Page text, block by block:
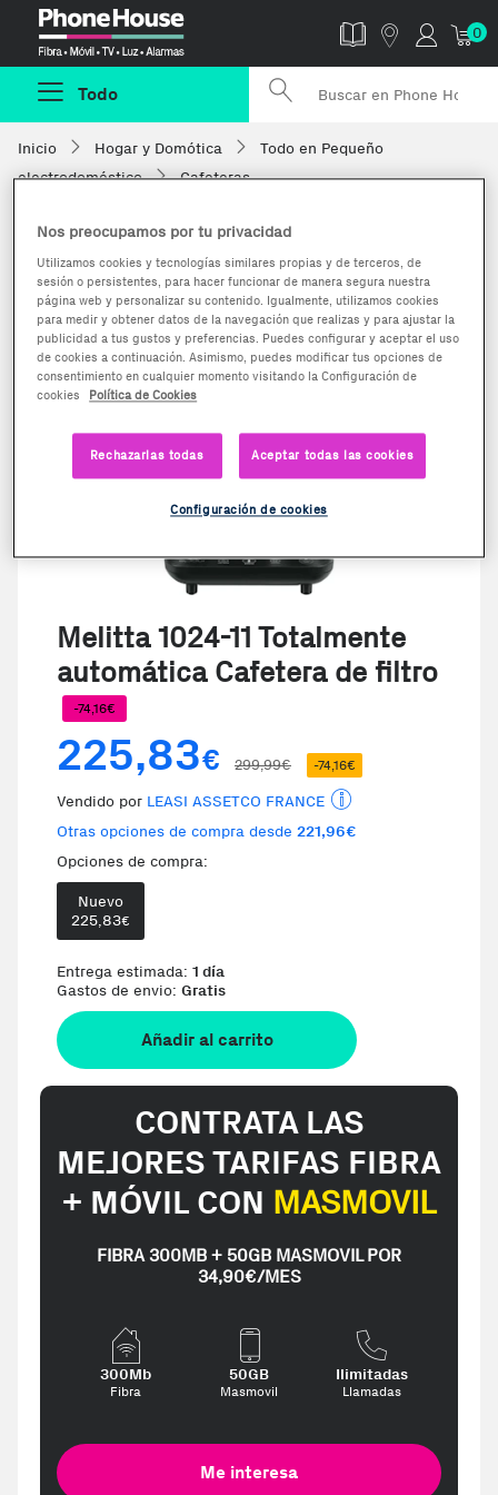
0
Todo
Inicio Hogar y Domótica
Todo en Pequeño
electrodoméstico
Cafeteras
Melitta 1024-11 Totalmente
automática Cafetera de filtro
-74,16€
225,83€ 299,99€ -74,16€
Vendido por LEASI ASSETCO FRANCE
Otras opciones de compra desde 221,96€
Opciones de compra:
Nuevo
225,83€
Entrega estimada: 1 día
Gastos de envio: Gratis
Añadir al carrito
CONTRATA LAS
MEJORES TARIFAS FIBRA
+ MÓVIL CON MASMOVIL
FIBRA 300MB + 50GB MASMOVIL POR
34,90€/MES
300Mb
Fibra
50GB
Masmovil
Ilimitadas
Llamadas
Me interesa
Nos preocupamos por tu privacidad
Utilizamos cookies y tecnologías similares propias y de terceros, de
sesión o persistentes, para hacer funcionar de manera segura nuestra
página web y personalizar su contenido. Igualmente, utilizamos cookies
para medir y obtener datos de la navegación que realizas y para ajustar la
publicidad a tus gustos y preferencias. Puedes configurar y aceptar el uso
de cookies a continuación. Asimismo, puedes modificar tus opciones de
consentimiento en cualquier momento visitando la Configuración de
cookies
Política de Cookies
Rechazarlas todas Aceptar todas las cookies
Configuración de cookies